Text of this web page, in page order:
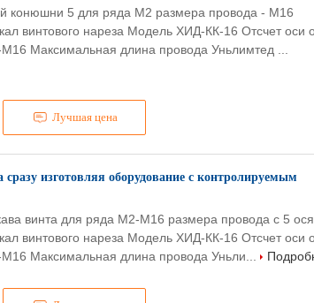
Лучшая цена
конюшни 5 для ряда М2 размера провода - М16
винтового нареза Модель ХИД-КК-16 Отсчет оси
Максимальная длина провода Уньлимтед ...
сразу изготовляя оборудование с контролируемым
винта для ряда М2-М16 размера провода с 5
винтового нареза Модель ХИД-КК-16 Отсчет оси
Максимальная длина провода Уньли...